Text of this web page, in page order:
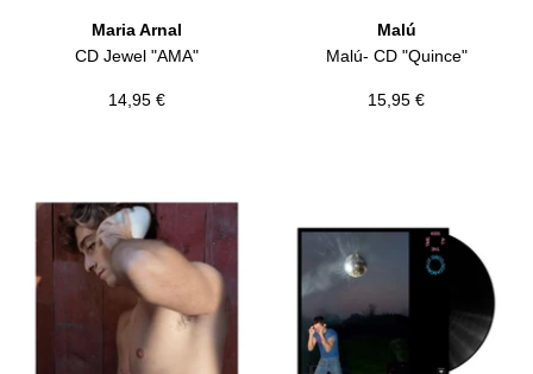
Maria Arnal
CD Jewel "AMA"
Precio
14,95 €
Malú
Malú- CD "Quince"
Precio
15,95 €